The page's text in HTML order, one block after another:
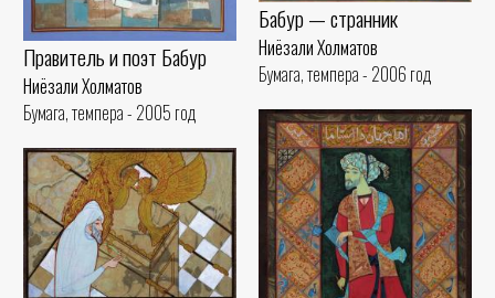
Правитель и поэт Бабур
Ниёзали Холматов
Бумага, темпера - 2005 год
Бабур — странник
Ниёзали Холматов
Бумага, темпера - 2006 год